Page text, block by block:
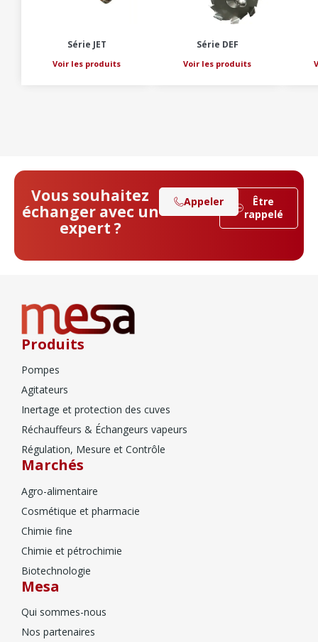
Série JET
Voir les produits
Série DEF
Voir les produits
Vous souhaitez
échanger avec un
expert ?
Être
rappelé
Appeler
Produits
Pompes
Agitateurs
Inertage et protection des cuves
Réchauffeurs & Échangeurs vapeurs
Régulation, Mesure et Contrôle
Marchés
Agro-alimentaire
Cosmétique et pharmacie
Chimie fine
Chimie et pétrochimie
Biotechnologie
Mesa
Qui sommes-nous
Nos partenaires